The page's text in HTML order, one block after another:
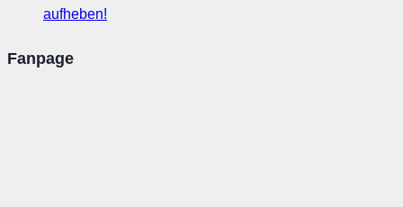
aufheben!
Fanpage